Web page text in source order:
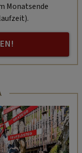
Monatsende